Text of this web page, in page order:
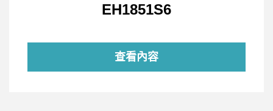
EH1851S6
查看內容